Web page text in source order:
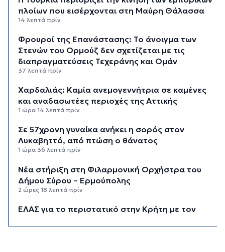
πλοίων που εισέρχονται στη Μαύρη Θάλασσα
14 λεπτά πρίν
Φρουροί της Επανάστασης: Το άνοιγμα των
Στενών του Ορμούζ δεν σχετίζεται με τις
διαπραγματεύσεις Τεχεράνης και Ομάν
37 λεπτά πρίν
Χαρδαλιάς: Καμία ανεμογεννήτρια σε καμένες
και αναδασωτέες περιοχές της Αττικής
1 ώρα 14 λεπτά πρίν
Σε 57χρονη γυναίκα ανήκει η σορός στον
Λυκαβηττό, από πτώση ο θάνατος
1 ώρα 36 λεπτά πρίν
Νέα στήριξη στη Φιλαρμονική Ορχήστρα του
Δήμου Σύρου – Ερμούπολης
2 ώρες 18 λεπτά πρίν
ΕΛΑΣ για το περιστατικό στην Κρήτη με τον